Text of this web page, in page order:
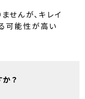
せんが、キレイ
可能性が高い
？